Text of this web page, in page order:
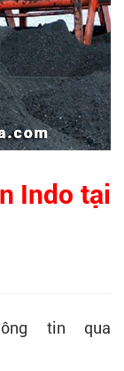
Indo tại
tin qua